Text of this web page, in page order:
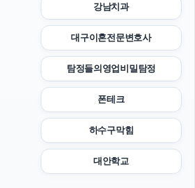
강남치과
대구이혼전문변호사
탐정들의영업비밀탐정
폰테크
하수구막힘
대안학교